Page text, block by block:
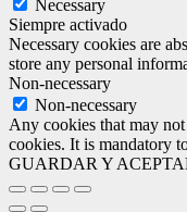
Necessary
Siempre activado
Necessary cookies are
store any personal
Non-necessary
Non-necessary
Any cookies that may
cookies. It is mandatory
GUARDAR Y